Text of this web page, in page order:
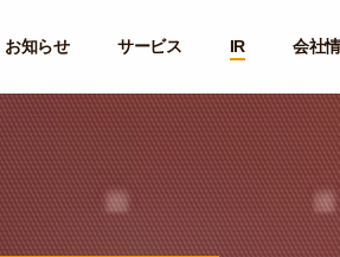
お知らせ サービス IR 会社